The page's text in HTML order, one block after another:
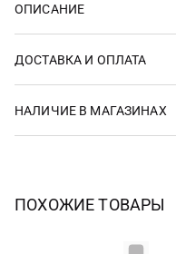
ОПИСАНИЕ
ДОСТАВКА И ОПЛАТА
НАЛИЧИЕ В МАГАЗИНАХ
ПОХОЖИЕ ТОВАРЫ